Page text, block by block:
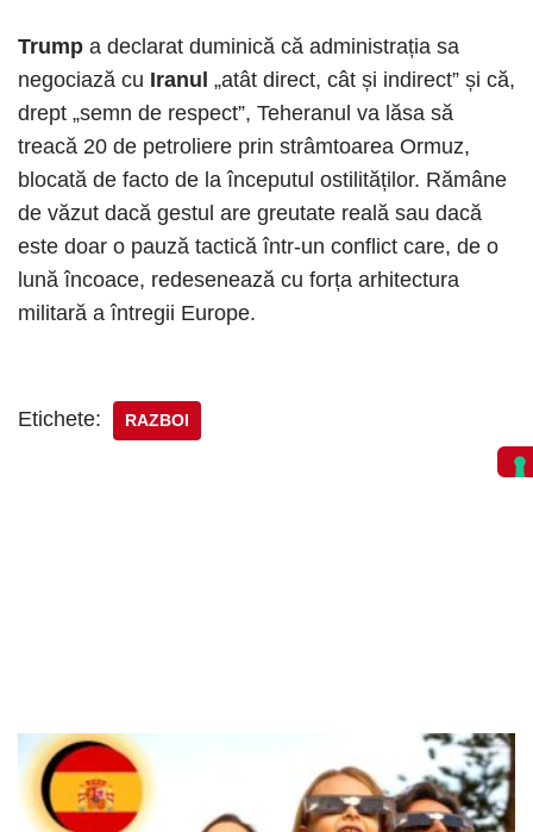
Trump a declarat duminică că administrația sa
negociază cu Iranul „atât direct, cât și indirect” și că,
drept „semn de respect”, Teheranul va lăsa să
treacă 20 de petroliere prin strâmtoarea Ormuz,
blocată de facto de la începutul ostilităților. Rămâne
de văzut dacă gestul are greutate reală sau dacă
este doar o pauză tactică într-un conflict care, de o
lună încoace, redesenează cu forța arhitectura
militară a întregii Europe.
Etichete: RAZBOI